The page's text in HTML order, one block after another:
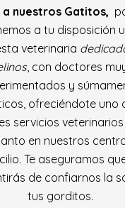
a nuestros Gatitos,
a tu disposición
veterinaria
, con doctores
y
ofreciéndote uno
servicios
en nuestros
Te aseguramos
de confiarnos la
tus gorditos.